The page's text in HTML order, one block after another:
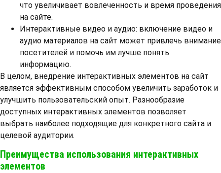
что увеличивает вовлеченность и время проведения
на сайте.
Интерактивные видео и аудио: включение видео и
аудио материалов на сайт может привлечь внимание
посетителей и помочь им лучше понять
информацию.
В целом, внедрение интерактивных элементов на сайт
является эффективным способом увеличить заработок и
улучшить пользовательский опыт. Разнообразие
доступных интерактивных элементов позволяет
выбрать наиболее подходящие для конкретного сайта и
целевой аудитории.
Преимущества использования интерактивных
элементов